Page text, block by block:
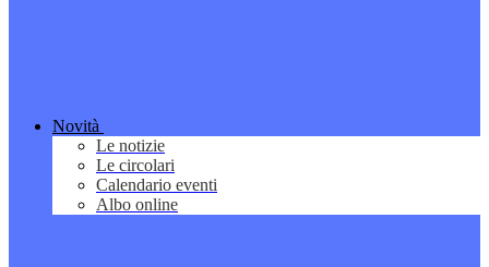
Novità
Le notizie
Le circolari
Calendario eventi
Albo online